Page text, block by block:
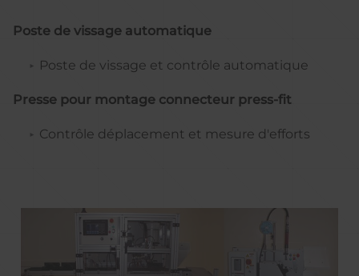
Poste de vissage automatique
Poste de vissage et contrôle automatique
Presse pour montage connecteur press-fit
Contrôle déplacement et mesure d'efforts